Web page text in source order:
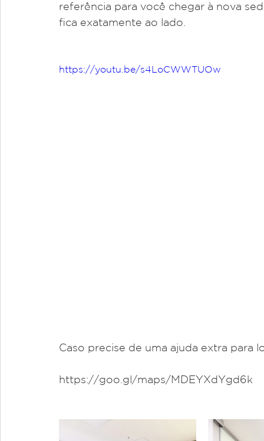
referência para você chegar à nova
fica exatamente ao lado.
https://youtu.be/s4LoCWWTUOw
Caso precise de uma ajuda extra para
https://goo.gl/maps/MDEYXdYgd6k